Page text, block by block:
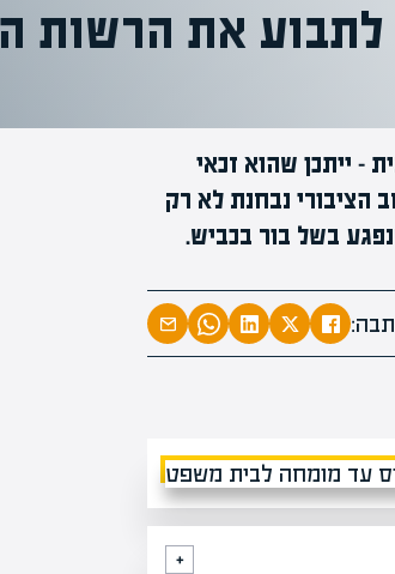
לתבוע את הרשות
– ייתכן שהוא זכאי
הציבורי נבחנת לא רק
בשל בור בכביש.
המרצים
הקריירה החדשה שלך מעבר